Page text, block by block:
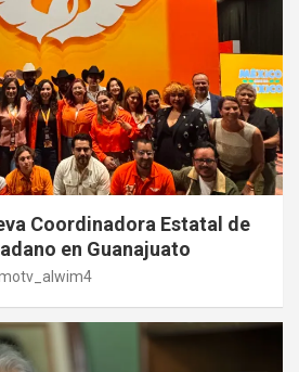
Coordinadora Estatal de
en Guanajuato